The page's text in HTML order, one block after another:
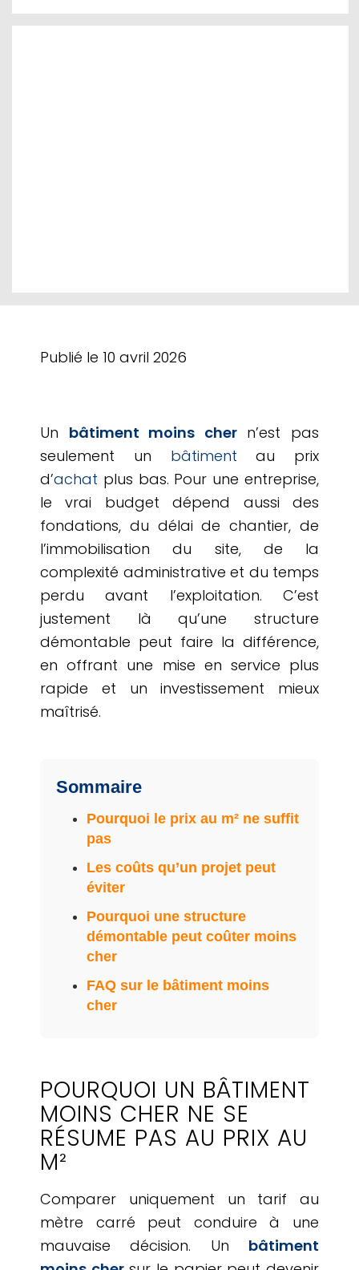
Publié le 10 avril 2026
Un bâtiment moins chern’est pas
seulement un bâtiment au prix
d’achat plus bas. Pour une entreprise,
le vrai budget dépend aussi des
fondations, du délai de chantier, de
l’immobilisation du site, de la
complexité administrative et du temps
perdu avant l’exploitation. C’est
justement là qu’une structure
démontable peut faire la différence,
en offrant une mise en service plus
rapide et un investissement mieux
maîtrisé.
Sommaire
Pourquoi le prix au m² ne suffit
pas
Les coûts qu’un projet peut
éviter
Pourquoi une structure
démontable peut coûter moins
cher
FAQ sur le bâtiment moins
cher
POURQUOI UN BÂTIMENT
MOINS CHER NE SE
RÉSUME PAS AU PRIX AU
M²
Comparer uniquement un tarif au
mètre carré peut conduire à une
mauvaise décision. Un bâtiment